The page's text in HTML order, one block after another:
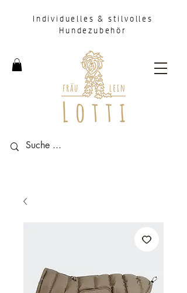
Individuelles & stilvolles
Hundezubehör